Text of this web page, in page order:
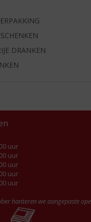
DRANKEN
uur
uur
uur
uur
uur
hanteren we aangepaste